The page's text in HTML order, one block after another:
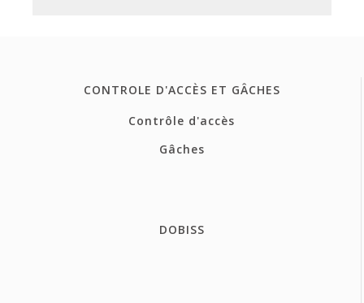
CONTROLE D'ACCÈS ET GÂCHES
Contrôle d'accès
Gâches
DOBISS